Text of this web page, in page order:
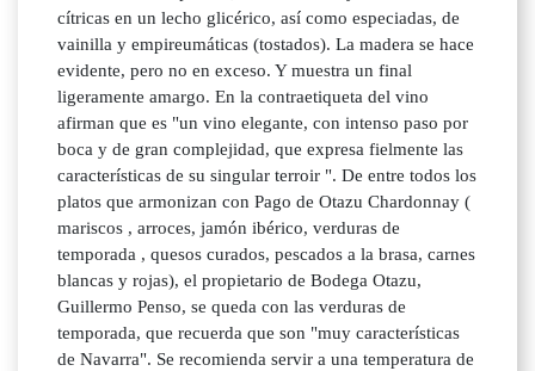
cítricas en un lecho glicérico, así como especiadas, de
vainilla y empireumáticas (tostados). La madera se hace
evidente, pero no en exceso. Y muestra un final
ligeramente amargo. En la contraetiqueta del vino
afirman que es "un vino elegante, con intenso paso por
boca y de gran complejidad, que expresa fielmente las
características de su singular terroir ". De entre todos los
platos que armonizan con Pago de Otazu Chardonnay (
mariscos , arroces, jamón ibérico, verduras de
temporada , quesos curados, pescados a la brasa, carnes
blancas y rojas), el propietario de Bodega Otazu,
Guillermo Penso, se queda con las verduras de
temporada, que recuerda que son "muy características
de Navarra". Se recomienda servir a una temperatura de